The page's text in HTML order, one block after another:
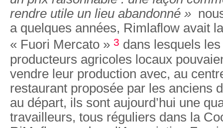
rendre utile un lieu abandonné »
a quelques années, Rimlaflow avait
« Fuori Mercato » 3 dans lesquels
producteurs agricoles locaux
vendre leur production avec, au
restaurant proposée par les anciens
au départ, ils sont aujourd’hui une
travailleurs, tous réguliers dans la